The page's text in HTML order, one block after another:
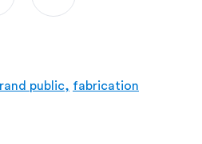
public, fabrication